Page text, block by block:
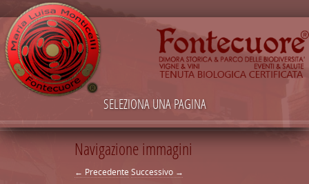
SELEZIONA UNA PAGINA
Navigazione immagini
← Precedente Successivo →